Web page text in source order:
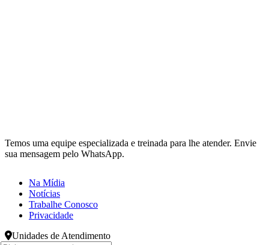
Temos uma equipe especializada e treinada para lhe atender. Envie
sua mensagem pelo WhatsApp.
Na Mídia
Notícias
Trabalhe Conosco
Privacidade
Unidades de Atendimento